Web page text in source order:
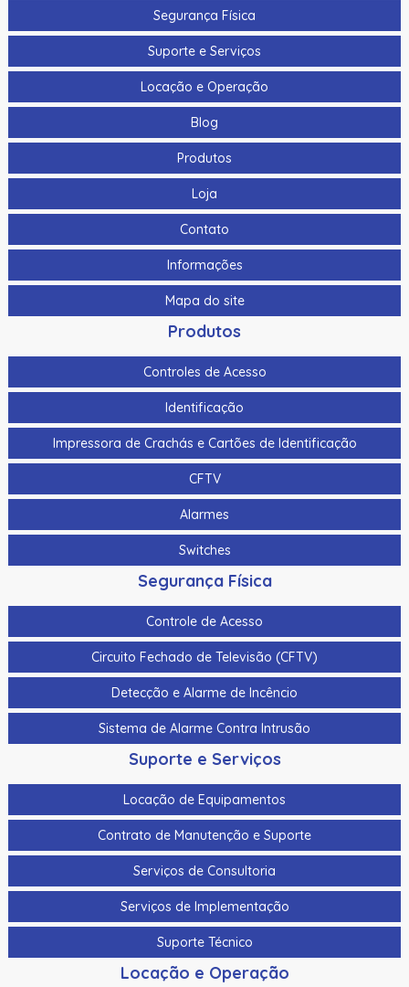
Segurança Física
Suporte e Serviços
Locação e Operação
Blog
Produtos
Loja
Contato
Informações
Mapa do site
Produtos
Controles de Acesso
Identificação
Impressora de Crachás e Cartões de Identificação
CFTV
Alarmes
Switches
Segurança Física
Controle de Acesso
Circuito Fechado de Televisão (CFTV)
Detecção e Alarme de Incêncio
Sistema de Alarme Contra Intrusão
Suporte e Serviços
Locação de Equipamentos
Contrato de Manutenção e Suporte
Serviços de Consultoria
Serviços de Implementação
Suporte Técnico
Locação e Operação